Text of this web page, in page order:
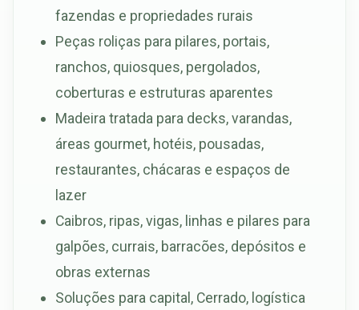
fazendas e propriedades rurais
Peças roliças para pilares, portais,
ranchos, quiosques, pergolados,
coberturas e estruturas aparentes
Madeira tratada para decks, varandas,
áreas gourmet, hotéis, pousadas,
restaurantes, chácaras e espaços de
lazer
Caibros, ripas, vigas, linhas e pilares para
galpões, currais, barracões, depósitos e
obras externas
Soluções para capital, Cerrado, logística